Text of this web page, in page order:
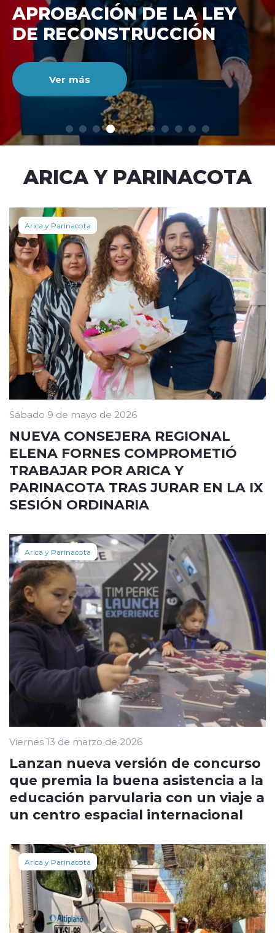
modo claro
DE RECONSTRUCCIÓ
NACIONAL
Ver más
ARICA Y PARINACOTA
Arica y Parinacota
Sábado 9 de mayo de 2026
NUEVA CONSEJERA REGIONAL
ELENA FORNES COMPROMETIÓ
TRABAJAR POR ARICA Y
PARINACOTA TRAS JURAR EN LA IX
SESIÓN ORDINARIA
Arica y Parinacota
Viernes 13 de marzo de 2026
Lanzan nueva versión de concurso
que premia la buena asistencia a la
educación parvularia con un viaje a
un centro espacial internacional
Arica y Parinacota